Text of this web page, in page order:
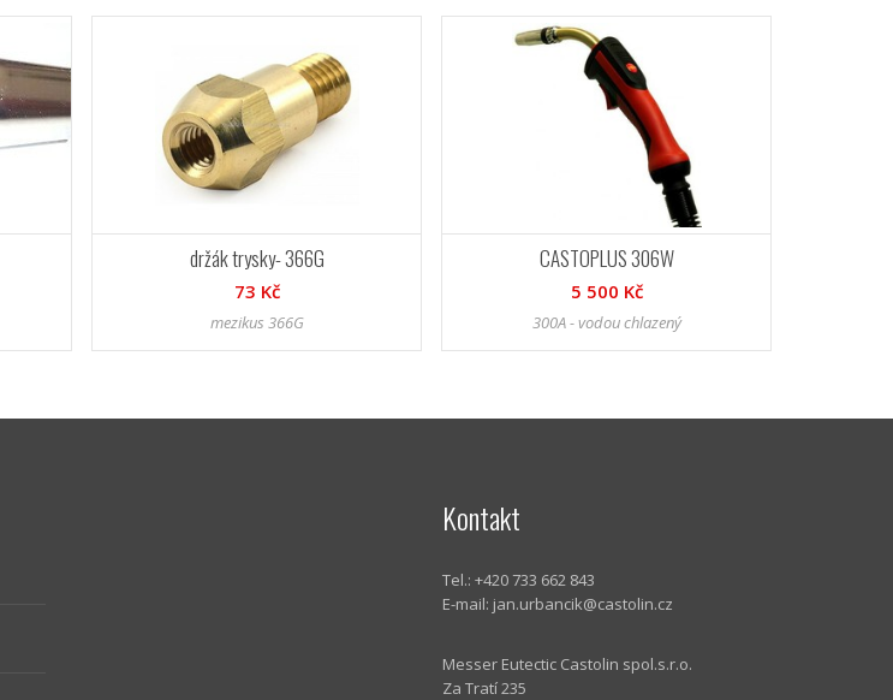
držák trysky- 366G
73 Kč
mezikus 366G
CASTOPLUS 306W
5 500 Kč
300A - vodou chlazený
Kontakt
Tel.: +420 733 662 843
E-mail: jan.urbancik@castolin.cz
Messer Eutectic Castolin spol.s.r.o.
Za Tratí 235